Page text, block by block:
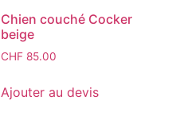
Chien couché Cocker
beige
CHF85.00
Ajouter au devis